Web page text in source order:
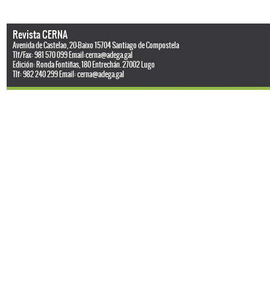
Revista CERNA
Avenida de Castelao, 20-Baixo 15704 Santiago de Compostela
Tlf/Fax: 981 570 099 Email:cerna@adega.gal
Edición: Ronda Fontiñas, 180 Entrechán. 27002 Lugo
Tlf: 982 240 299 Email:cerna@adega.gal